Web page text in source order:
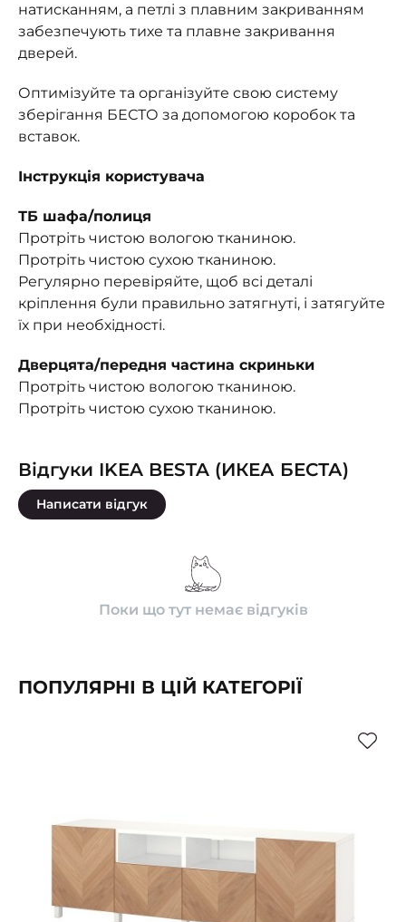
натисканням, а петлі з плавним закриванням
забезпечують тихе та плавне закривання
дверей.
Оптимізуйте та організуйте свою систему
зберігання БЕСТО за допомогою коробок та
вставок.
Інструкція користувача
ТБ шафа/полиця
Протріть чистою вологою тканиною.
Протріть чистою сухою тканиною.
Регулярно перевіряйте, щоб всі деталі
кріплення були правильно затягнуті, і затягуйте
їх при необхідності.
Дверцята/передня частина скриньки
Протріть чистою вологою тканиною.
Протріть чистою сухою тканиною.
Відгуки IKEA BESTA (ИКЕА БЕСТА)
Написати відгук
Поки що тут немає відгуків
ПОПУЛЯРНІ В ЦІЙ КАТЕГОРІЇ